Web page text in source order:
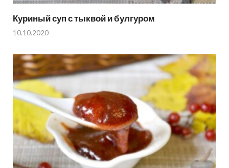
Куриный суп с тыквой и булгуром
10.10.2020